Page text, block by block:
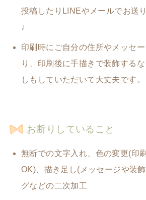
投稿したりLINEやメールでお送
♩
印刷時にご自分の住所やメッセ
り、 印刷後に手描きで装飾する
しもしていただいて大丈夫です。
お断りしていること
無断での文字入れ、色の変更(印
OK)、描き足し(メッセージや装
グなどの二次加工